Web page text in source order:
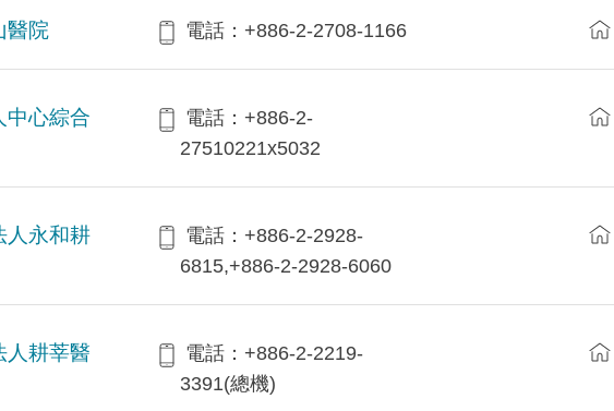
醫院 電話：+886-2-2708-1166
中心綜合
電話：+886-2-
27510221x5032
人永和耕
電話：+886-2-2928-
6815,+886-2-2928-6060
人耕莘醫
電話：+886-2-2219-
3391(總機)